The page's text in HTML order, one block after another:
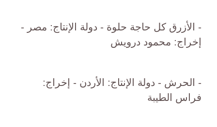
- الأزرق كل حاجة حلوة - دولة الإنتاج: مصر -
إخراج: محمود درويش
- الحرش - دولة الإنتاج: الأردن - إخراج:
فراس الطيبة